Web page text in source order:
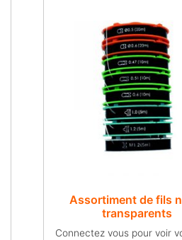
Assortiment de fils
transparents
Connectez vous pour voir